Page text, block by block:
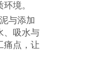
境。
与添加
、吸水与
痛点，让